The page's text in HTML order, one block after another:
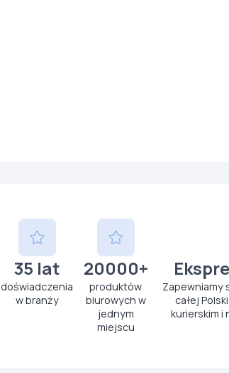
35 lat
doświadczenia
w branży
20000+
produktów
biurowych w
jednym
miejscu
Zapewniamy
całej
kurierskim i